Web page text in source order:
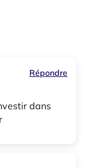
Répondre
dans